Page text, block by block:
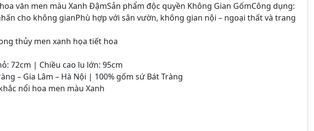
văn men màu Xanh ĐậmSản phẩm độc quyền Không Gian GốmCông dụng:
cho không gianPhù hợp với sân vườn, không gian nội – ngoại thất và trang
thủy men xanh họa tiết hoa
72cm | Chiều cao lu lớn: 95cm
– Gia Lâm – Hà Nội | 100% gốm sứ Bát Tràng
nổi hoa men màu Xanh